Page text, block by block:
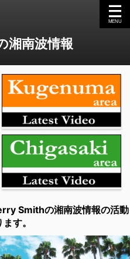
南波情報
Smithの湘南波情報の活動
す。